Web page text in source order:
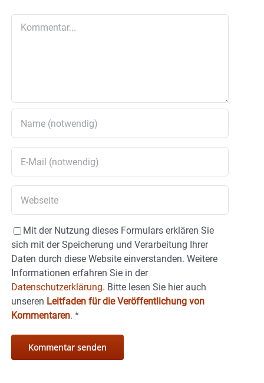
Mit der Nutzung dieses Formulars erklären Sie
sich mit der Speicherung und Verarbeitung Ihrer
Daten durch diese Website einverstanden. Weitere
Informationen erfahren Sie in der
Datenschutzerklärung. Bitte lesen Sie hier auch
unseren Leitfaden für die Veröffentlichung von
Kommentaren. *